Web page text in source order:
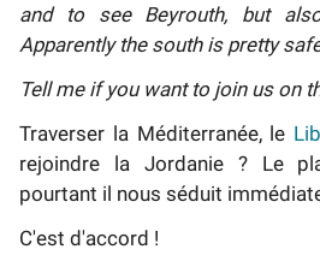
and to see Beyrouth, but
Apparently the south is pretty
Tell me if you want to join us on
Traverser la Méditerranée, le
rejoindre la Jordanie ? Le
pourtant il nous séduit
C'est d'accord !